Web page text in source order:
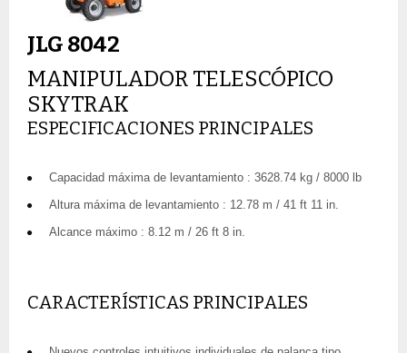
JLG 8042
MANIPULADOR TELESCÓPICO
SKYTRAK
ESPECIFICACIONES PRINCIPALES
Capacidad máxima de levantamiento : 3628.74 kg / 8000 lb
Altura máxima de levantamiento : 12.78 m / 41 ft 11 in.
Alcance máximo : 8.12 m / 26 ft 8 in.
CARACTERÍSTICAS PRINCIPALES